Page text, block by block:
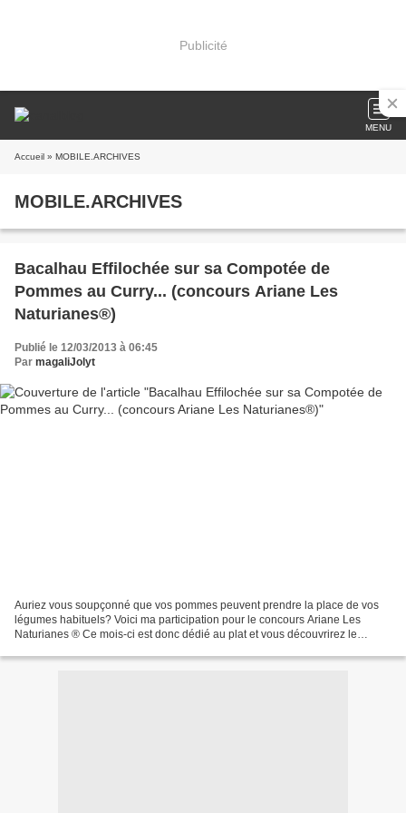
Publicité
MENU
Accueil » MOBILE.ARCHIVES
MOBILE.ARCHIVES
Bacalhau Effilochée sur sa Compotée de
Pommes au Curry... (concours Ariane Les
Naturianes®)
Publié le 12/03/2013 à 06:45
Par magaliJolyt
Auriez vous soupçonné que vos pommes peuvent prendre la place de vos
légumes habituels? Voici ma participation pour le concours Ariane Les
Naturianes ® Ce mois-ci est donc dédié au plat et vous découvrirez le